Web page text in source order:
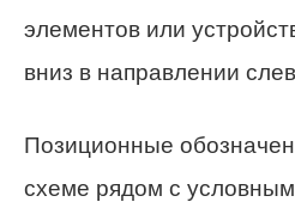
элементов или
вниз в направлении
Позиционные
схеме рядом с